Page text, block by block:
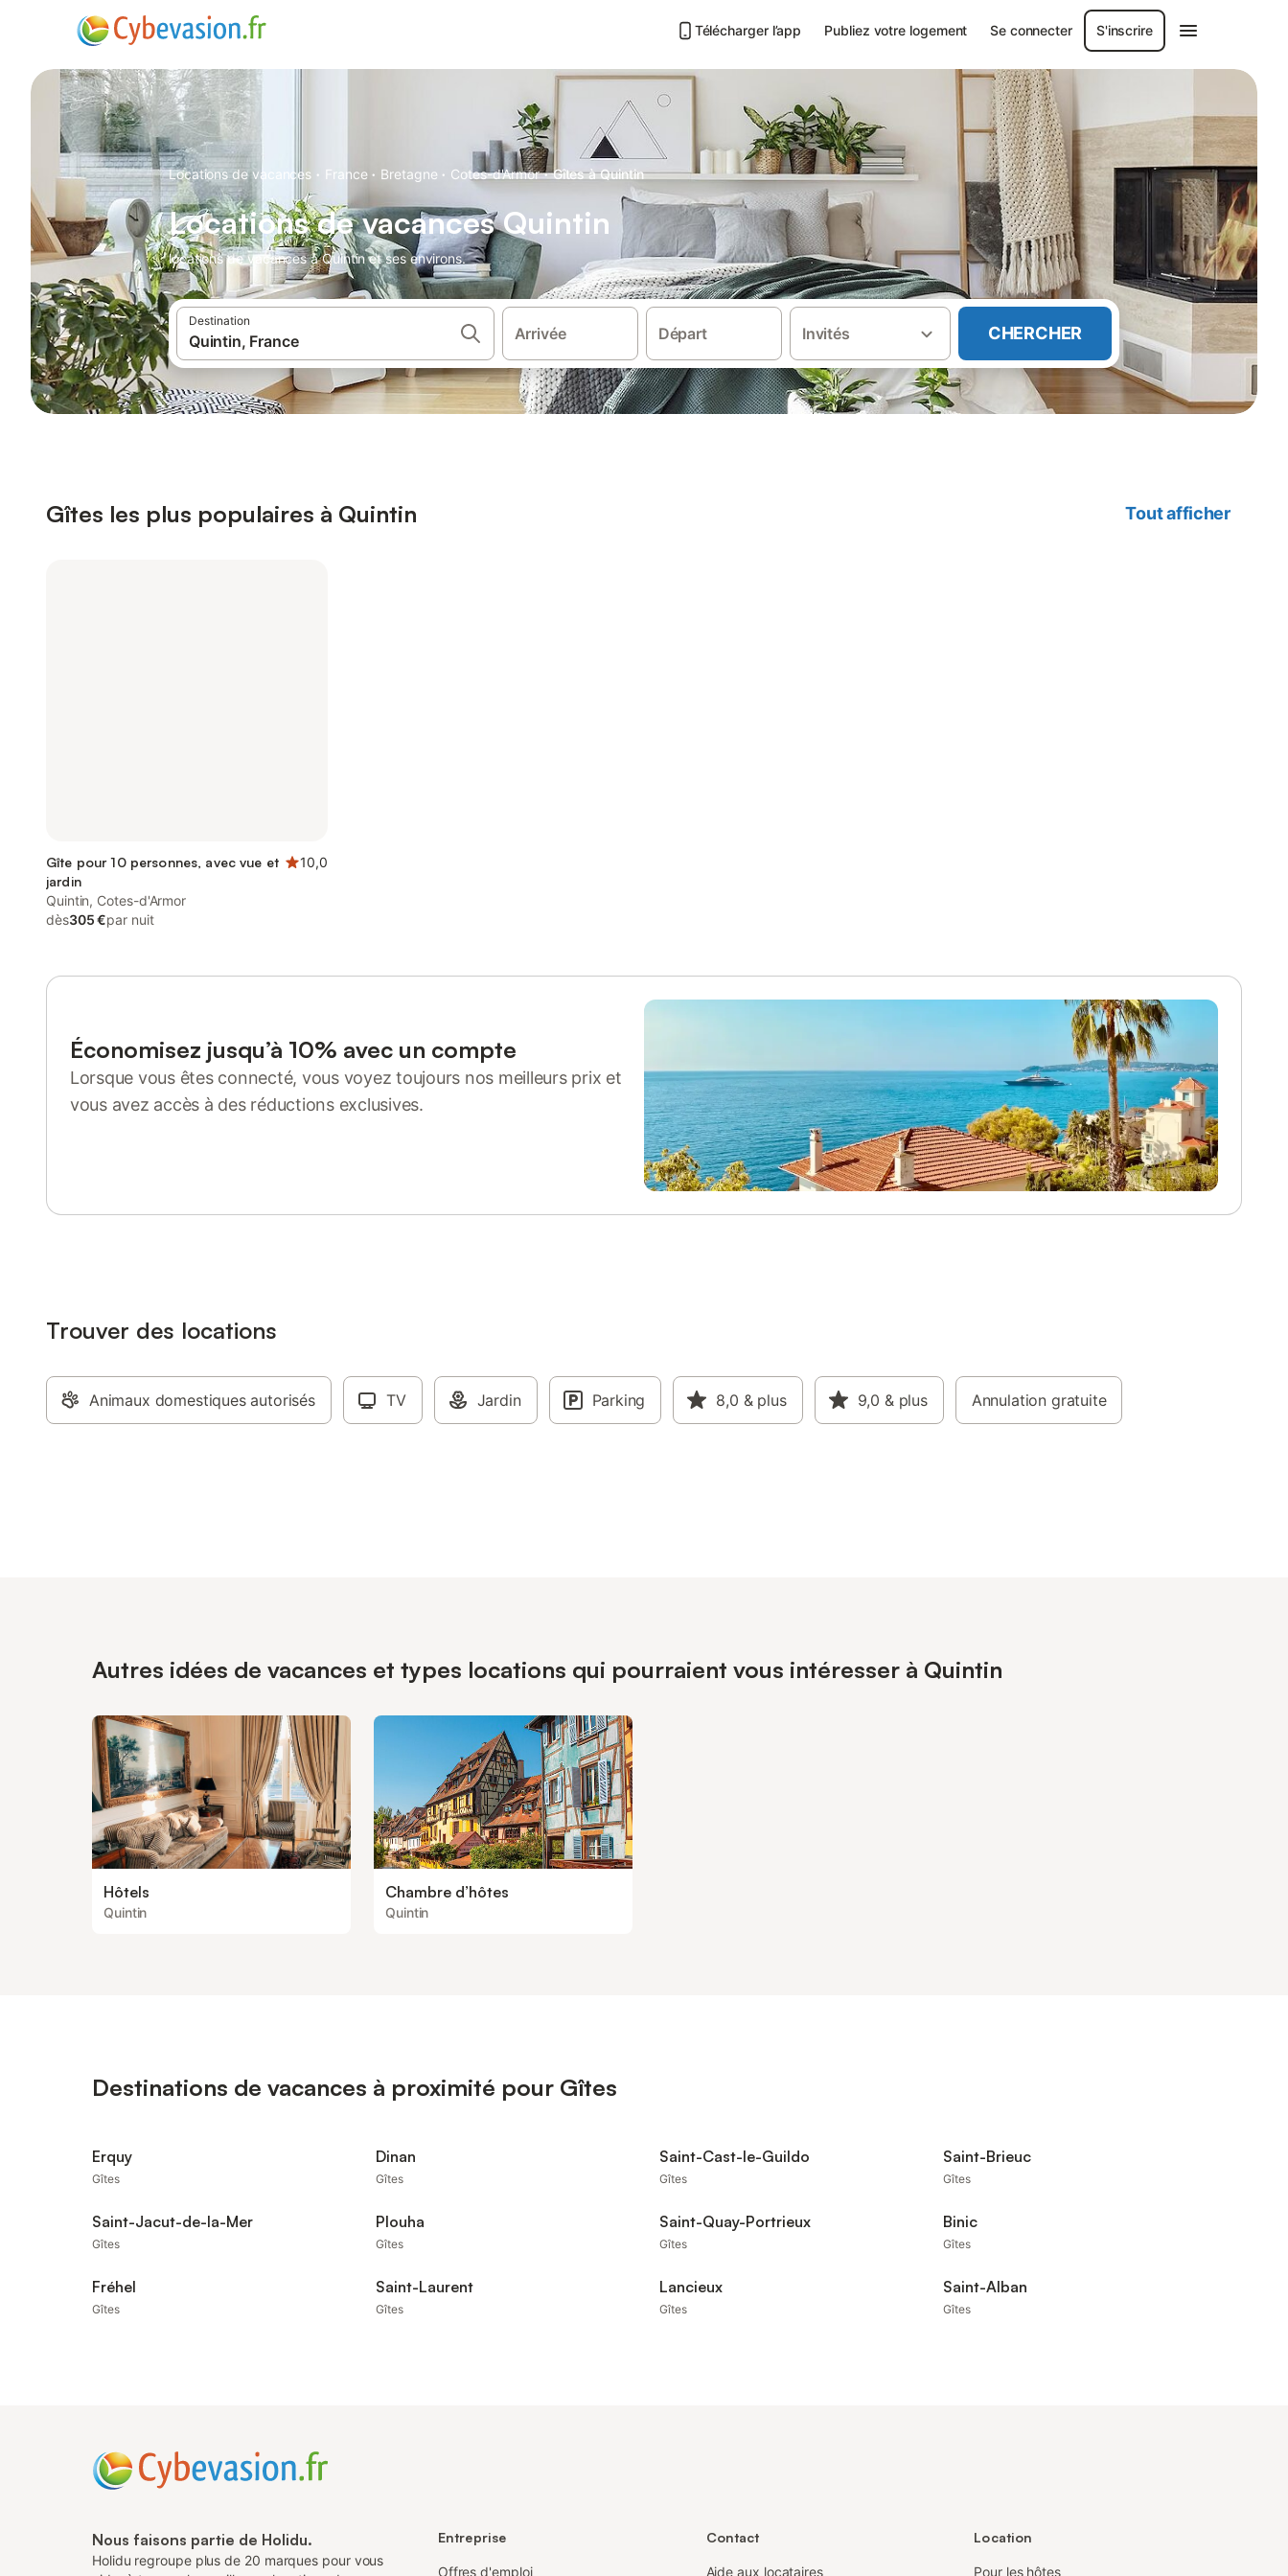
Télécharger l’app Publiez votre logement Se connecter S'inscrire
Locations de vacances · France · Bretagne · Cotes-d'Armor · Gîtes à Quintin
Locations de vacances Quintin
locations de vacances à Quintin et ses environs.
Destination
Arrivée Départ Invités CHERCHER
Gîtes les plus populaires à Quintin Tout afficher
Gîte pour 10 personnes, avec vue et
jardin
10,0
Quintin, Cotes-d'Armor
dès305 €par nuit
Économisez jusqu’à 10% avec un compte
Lorsque vous êtes connecté, vous voyez toujours nos meilleurs prix et
vous avez accès à des réductions exclusives.
Trouver des locations
Animaux domestiques autorisés TV Jardin Parking 8,0 & plus 9,0 & plus Annulation gratuite
Autres idées de vacances et types locations qui pourraient vous intéresser à Quintin
Hôtels
Quintin
Chambre d’hôtes
Quintin
Destinations de vacances à proximité pour Gîtes
Erquy
Gîtes
Dinan
Gîtes
Saint-Cast-le-Guildo
Gîtes
Saint-Brieuc
Gîtes
Saint-Jacut-de-la-Mer
Gîtes
Plouha
Gîtes
Saint-Quay-Portrieux
Gîtes
Binic
Gîtes
Fréhel
Gîtes
Saint-Laurent
Gîtes
Lancieux
Gîtes
Saint-Alban
Gîtes
Nous faisons partie de Holidu.
Holidu regroupe plus de 20 marques pour vous
Entreprise
Offres d'emploi
Contact
Aide aux locataires
Location
Pour les hôtes